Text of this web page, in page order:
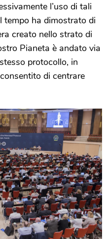
l’uso di tali
tempo ha dimostrato di
creato nello strato di
Pianeta è andato via
protocollo, in
di centrare